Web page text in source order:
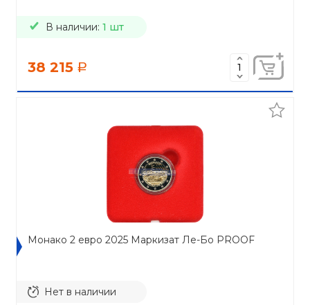
В наличии: 1 шт
38 215 a
Монако 2 евро 2025 Маркизат Ле-Бо PROOF
Нет в наличии